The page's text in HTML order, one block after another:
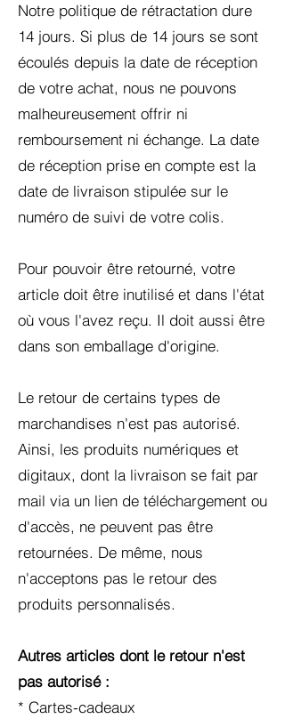
Notre politique de rétractation dure
14 jours. Si plus de 14 jours se sont
écoulés depuis la date de réception
de votre achat, nous ne pouvons
malheureusement offrir ni
remboursement ni échange. La date
de réception prise en compte est la
date de livraison stipulée sur le
numéro de suivi de votre colis.
Pour pouvoir être retourné, votre
article doit être inutilisé et dans l'état
où vous l'avez reçu. Il doit aussi être
dans son emballage d'origine.
Le retour de certains types de
marchandises n'est pas autorisé.
Ainsi, les produits numériques et
digitaux, dont la livraison se fait par
mail via un lien de téléchargement ou
d'accès, ne peuvent pas être
retournées. De même, nous
n'acceptons pas le retour des
produits personnalisés.
Autres articles dont le retour n'est
pas autorisé :
* Cartes-cadeaux